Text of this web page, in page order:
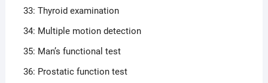
33: Thyroid examination
34: Multiple motion detection
35: Man’s functional test
36: Prostatic function test